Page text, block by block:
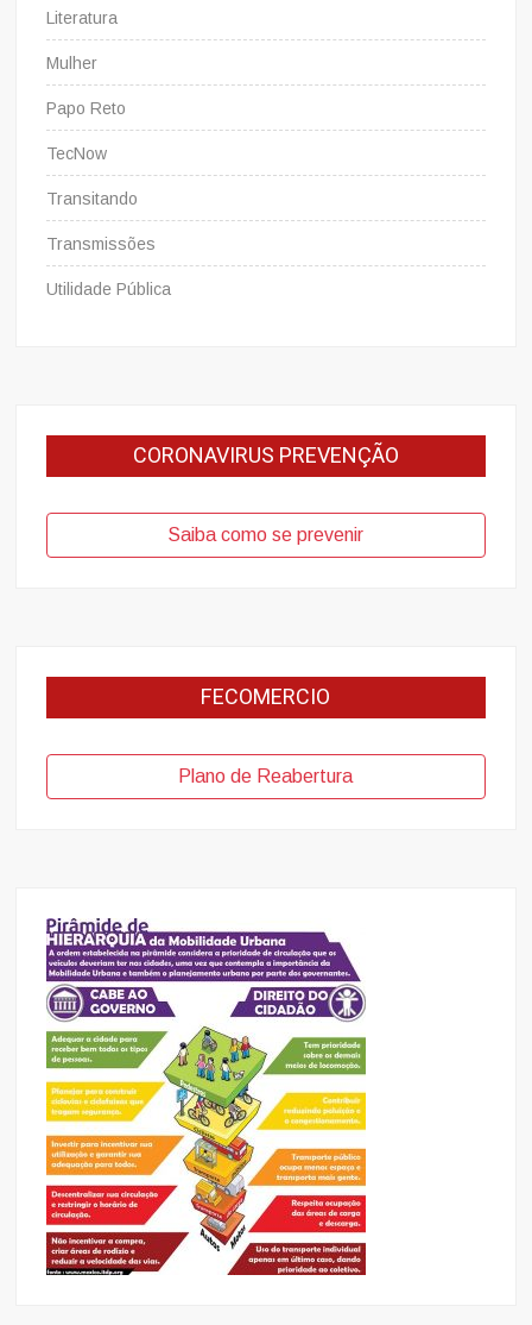
Literatura
Mulher
Papo Reto
TecNow
Transitando
Transmissões
Utilidade Pública
CORONAVIRUS PREVENÇÃO
Saiba como se prevenir
FECOMERCIO
Plano de Reabertura